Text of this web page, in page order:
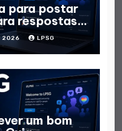
para postar
respostas
2026 LPSG
um bom